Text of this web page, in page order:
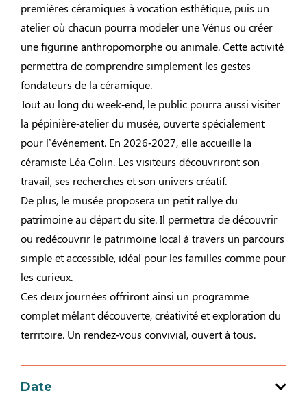
premières céramiques à vocation esthétique, puis un
atelier où chacun pourra modeler une Vénus ou créer
une figurine anthropomorphe ou animale. Cette activité
permettra de comprendre simplement les gestes
fondateurs de la céramique.
Tout au long du week‑end, le public pourra aussi visiter
la pépinière‑atelier du musée, ouverte spécialement
pour l’événement. En 2026‑2027, elle accueille la
céramiste Léa Colin. Les visiteurs découvriront son
travail, ses recherches et son univers créatif.
De plus, le musée proposera un petit rallye du
patrimoine au départ du site. Il permettra de découvrir
ou redécouvrir le patrimoine local à travers un parcours
simple et accessible, idéal pour les familles comme pour
les curieux.
Ces deux journées offriront ainsi un programme
complet mêlant découverte, créativité et exploration du
territoire. Un rendez‑vous convivial, ouvert à tous.
Date